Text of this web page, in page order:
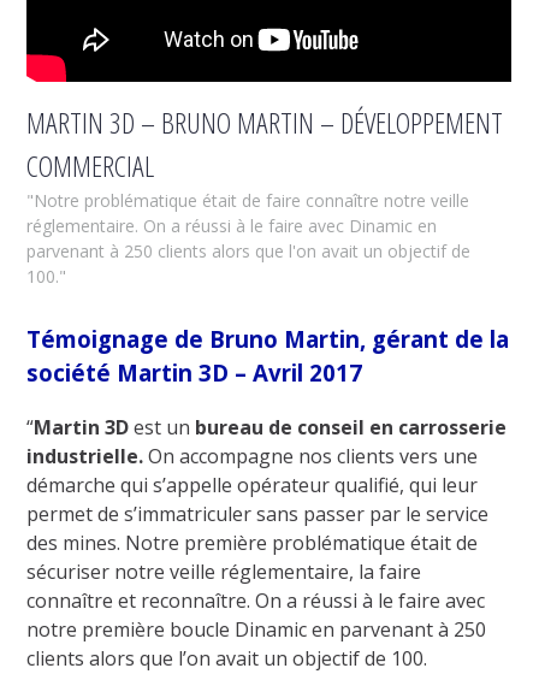
MARTIN 3D – BRUNO MARTIN – DÉVELOPPEMENT
COMMERCIAL
"Notre problématique était de faire connaître notre veille
réglementaire. On a réussi à le faire avec Dinamic en
parvenant à 250 clients alors que l'on avait un objectif de
100."
Témoignage de Bruno Martin, gérant de la
société Martin 3D – Avril 2017
“Martin 3Dest un bureau de conseil en carrosserie
industrielle.On accompagne nos clients vers une
démarche qui s’appelle opérateur qualifié, qui leur
permet de s’immatriculer sans passer par le service
des mines. Notre première problématique était de
sécuriser notre veille réglementaire, la faire
connaître et reconnaître. On a réussi à le faire avec
notre première boucle Dinamic en parvenant à 250
clients alors que l’on avait un objectif de 100.